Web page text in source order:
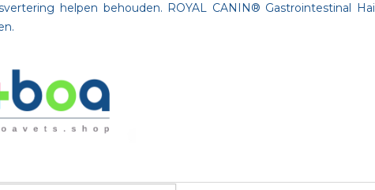
helpen behouden. ROYAL CANIN® Gastrointestinal